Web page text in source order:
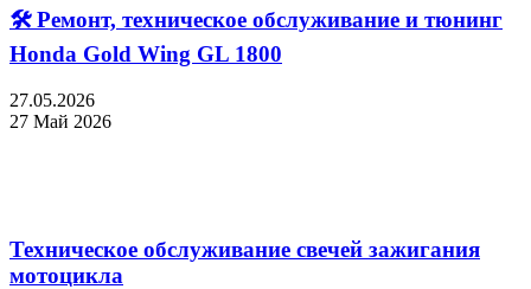
🛠 Ремонт, техническое обслуживание и тюнинг
Honda Gold Wing GL 1800
27.05.2026
27 Май 2026
Техническое обслуживание свечей зажигания
мотоцикла